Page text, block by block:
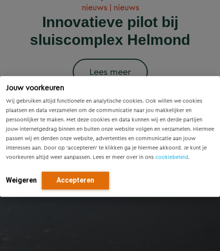
Jouw voorkeuren
Wij gebruiken altijd functionele en analytische cookies. Ook willen we cookies
plaatsen en data verzamelen om de communicatie naar jou makkelijker en
persoonlijker te maken. Met deze cookies en data kunnen wij en derde partijen
jouw internetgedrag binnen en buiten onze website volgen en verzamelen. Hiermee
passen wij en derden onze website, advertenties en communicatie aan jouw
interesses aan. Door op ‘accepteren’ te klikken ga je hiermee akkoord. Je kunt je
voorkeuren altijd weer aanpassen. Lees er meer over in ons cookiebeleid.
Weigeren Accepteren
woningbouwprojecten
krijgen straks
voorrang op het
stroomnet?
Lees meer
nieuws | nieuws
Innovatieve pilot bij
sluiscomplex Helmond
Lees meer
Slim onderzoek
voorkomt onnodige
vervanging van
Eindhovense tunnel
Voorzieningenscan
Drenthe: inzicht voor
vandaag, richting voor
morgen
Wet versterking regie
volkshuisvesting in
werking: wat betekent
dit voor gemeenten?